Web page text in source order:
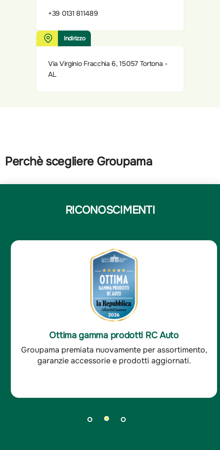
+39 0131 811489
Indirizzo
Via Virginio Fracchia 6, 15057 Tortona -
AL
Perchè scegliere Groupama
RICONOSCIMENTI
Ottima soddisfazione clienti RC Auto
Groupama è stata premiata per l'ottima
soddisfazione dei clienti RC auto.